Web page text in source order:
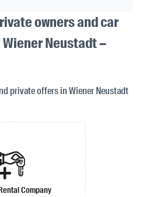
owners and car
Neustadt –
private offers in Wiener Neustadt
Company